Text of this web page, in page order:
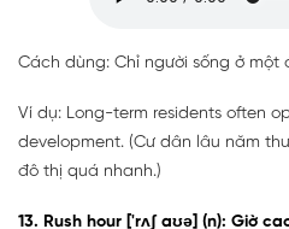
Cách dùng: Chỉ người sống ở một
Ví dụ: Long-term residents often
development. (Cư dân lâu năm
đô thị quá nhanh.)
13. Rush hour ['rʌʃ aʊə] (n): Giờ